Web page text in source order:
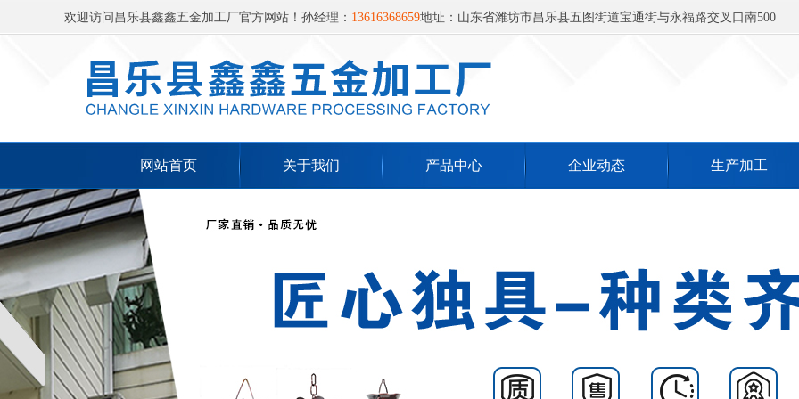
欢迎访问昌乐县鑫鑫五金加工厂官方网站！孙经理： 13616368659‬地址：山东省潍坊市昌乐县五图街道宝通街与永福路交叉口南500
网站首页 关于我们 产品中心 企业动态 生产加工